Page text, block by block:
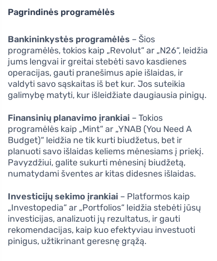
Pagrindinės programėlės
Bankininkystės programėlės – Šios
programėlės, tokios kaip „Revolut“ ar „N26“, leidžia
jums lengvai ir greitai stebėti savo kasdienes
operacijas, gauti pranešimus apie išlaidas, ir
valdyti savo sąskaitas iš bet kur. Jos suteikia
galimybę matyti, kur išleidžiate daugiausia pinigų.
Finansinių planavimo įrankiai – Tokios
programėlės kaip „Mint“ ar „YNAB (You Need A
Budget)“ leidžia ne tik kurti biudžetus, bet ir
planuoti savo išlaidas keliems mėnesiams į priekį.
Pavyzdžiui, galite sukurti mėnesinį biudžetą,
numatydami šventes ar kitas didesnes išlaidas.
Investicijų sekimo įrankiai – Platformos kaip
„Investopedia“ ar „Portfolios“ leidžia stebėti jūsų
investicijas, analizuoti jų rezultatus, ir gauti
rekomendacijas, kaip kuo efektyviau investuoti
pinigus, užtikrinant geresnę grąžą.